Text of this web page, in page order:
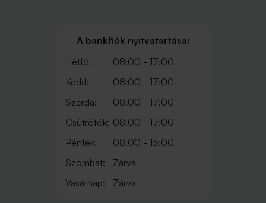
A bankfiók nyitvatartása:
Hétfő:
08:00 - 17:00
Kedd:
08:00 - 17:00
Szerda:
08:00 - 17:00
Csütrötök: 08:00 - 17:00
Péntek:
08:00 - 15:00
Szombat:
Zárva
Vasárnap:
Zárva